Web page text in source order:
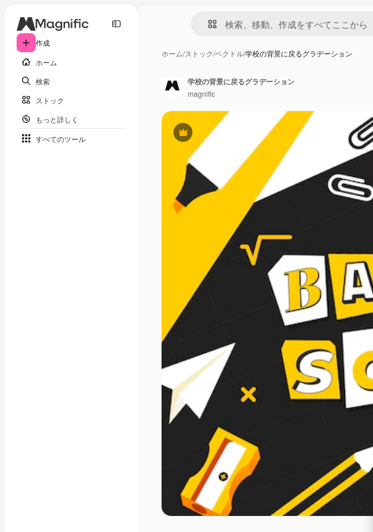
作成
ホーム
検索
ストック
もっと詳しく
すべてのツール
ホーム/ストック/ベクトル/学校の背景に戻るグラデーション
Premium
学校の背景に戻るグラデーション
magnific